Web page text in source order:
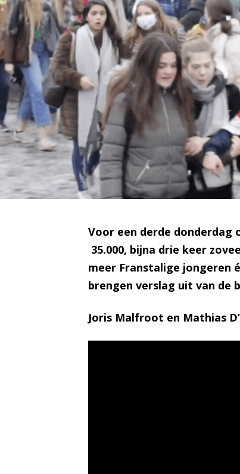
Voor een derde
35.000, bijna drie keer
meer Franstalige jongeren
brengen verslag uit van de
Joris Malfroot en Mathias